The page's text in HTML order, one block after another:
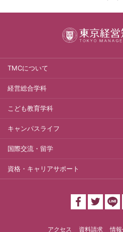
TMCについて
経営総合学科
こども教育学科
キャンパスライフ
国際交流・留学
資格・キャリアサポート
アクセス 資料請求 情